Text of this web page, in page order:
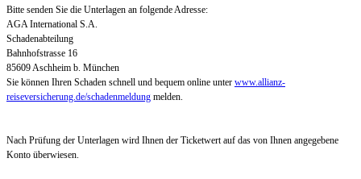
Bitte senden Sie die Unterlagen an folgende Adresse:
AGA International S.A.
Schadenabteilung
Bahnhofstrasse 16
85609 Aschheim b. München
Sie können Ihren Schaden schnell und bequem online unter www.allianz-
reiseversicherung.de/schadenmeldung melden.
Nach Prüfung der Unterlagen wird Ihnen der Ticketwert auf das von Ihnen angegebene
Konto überwiesen.